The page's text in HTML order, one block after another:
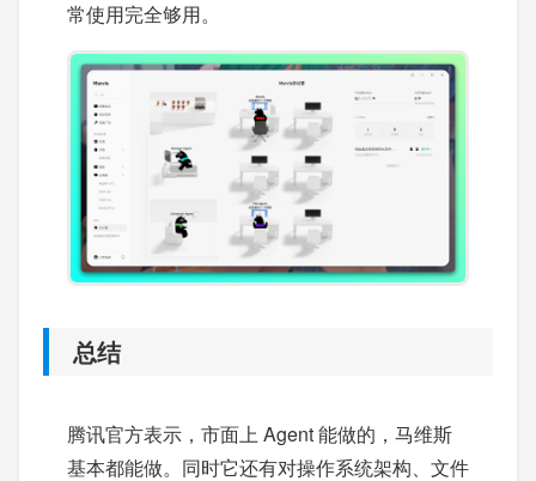
常使用完全够用。
总结
腾讯官方表示，市面上 Agent 能做的，马维斯
基本都能做。同时它还有对操作系统架构、文件